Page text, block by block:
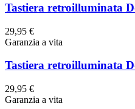
Tastiera retroilluminata
29,95 €
Garanzia a vita
Tastiera retroilluminata
29,95 €
Garanzia a vita